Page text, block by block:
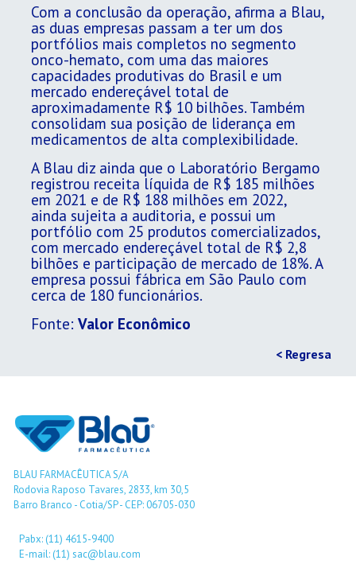
Com a conclusão da operação, afirma a Blau,
as duas empresas passam a ter um dos
portfólios mais completos no segmento
onco-hemato, com uma das maiores
capacidades produtivas do Brasil e um
mercado endereçável total de
aproximadamente R$ 10 bilhões. Também
consolidam sua posição de liderança em
medicamentos de alta complexibilidade.
A Blau diz ainda que o Laboratório Bergamo
registrou receita líquida de R$ 185 milhões
em 2021 e de R$ 188 milhões em 2022,
ainda sujeita a auditoria, e possui um
portfólio com 25 produtos comercializados,
com mercado endereçável total de R$ 2,8
bilhões e participação de mercado de 18%. A
empresa possui fábrica em São Paulo com
cerca de 180 funcionários.
Fonte: Valor Econômico
< Regresa
BLAU FARMACÊUTICA S/A
Rodovia Raposo Tavares, 2833, km 30,5
Barro Branco - Cotia/SP - CEP: 06705-030
Pabx: (11) 4615-9400
E-mail: (11) sac@blau.com